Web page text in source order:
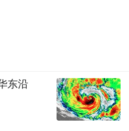
东沿